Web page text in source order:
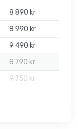
8 890 kr
8 990 kr
9 490 kr
8 790 kr
9 750 kr